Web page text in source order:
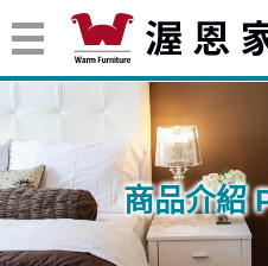
陶板/岩板長櫃
商品介紹